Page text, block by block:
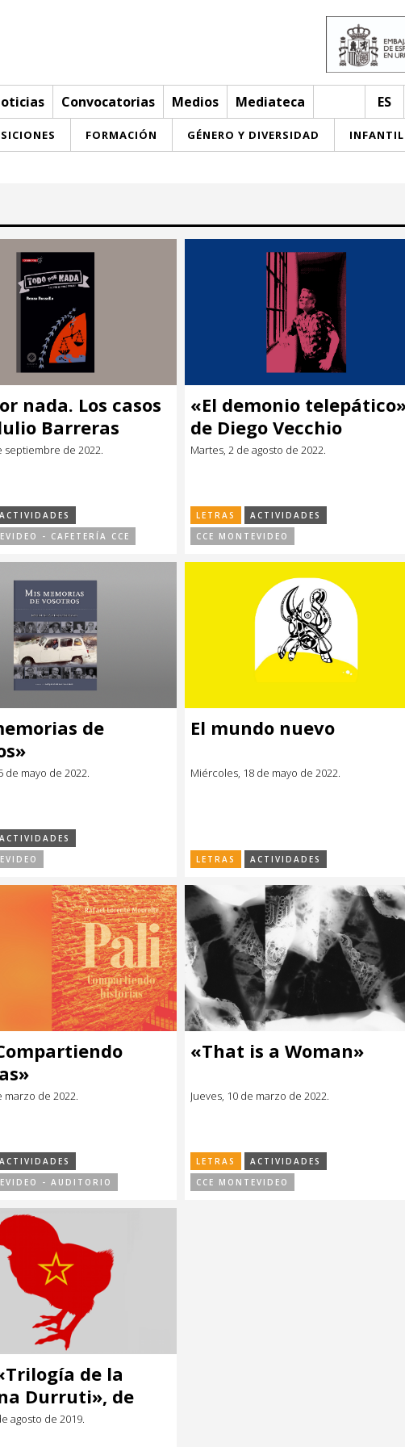
Convocatorias Medios Mediateca ES
FORMACIÓN GÉNERO Y DIVERSIDAD INFANTIL
nada. Los casos
Barreras
septiembre de 2022.
ACTIVIDADES
- CAFETERÍA CCE
«El demonio
de Diego Vecchio
Martes, 2 de agosto de 2022.
LETRAS
ACTIVIDADES
CCE MONTEVIDEO
de
de mayo de 2022.
ACTIVIDADES
El mundo nuevo
Miércoles, 18 de mayo de 2022.
LETRAS ACTIVIDADES
marzo de 2022.
ACTIVIDADES
- AUDITORIO
«That is a Woman»
Jueves, 10 de marzo de 2022.
LETRAS
ACTIVIDADES
CCE MONTEVIDEO
de la
Durruti», de
Wehbi /
agosto de 2019.